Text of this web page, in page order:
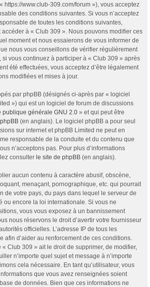
https://www.club-309.com/forum »), vous acceptez
des conditions suivantes. Si vous n’acceptez
de toutes les conditions suivantes,
à « Club 309 ». Nous pouvons modifier ces
moment et nous essaierons de vous informer de
nous vous conseillons de vérifier régulièrement
si vous continuez à participer à « Club 309 » après
été effectuées, vous acceptez d’être légalement
modifiées et mises à jour.
par phpBB (désignés ci-après par « logiciel
») qui est un logiciel de forum de discussions
publique générale GNU 2.0 » et qui peut être
(en anglais). Le logiciel phpBB a pour seul
sur internet et phpBB Limited ne peut en
responsable de la conduite et du contenu que
n’acceptons pas. Pour plus d’informations
consulter le site de phpBB (en anglais).
aucun contenu à caractère abusif, obscène,
menaçant, pornographique, etc. qui pourrait
de votre pays, du pays dans lequel le serveur de
ou encore la loi internationale. Si vous ne
vous vous exposez à un bannissement
nous réservons le droit d’avertir votre fournisseur
officielles. L’adresse IP de tous les
afin d’aider au renforcement de ces conditions.
« Club 309 » ait le droit de supprimer, de modifier,
n’importe quel sujet et message à n’importe
cela nécessaire. En tant qu’utilisateur, vous
que vous avez renseignées soient
de données. Bien que ces informations ne